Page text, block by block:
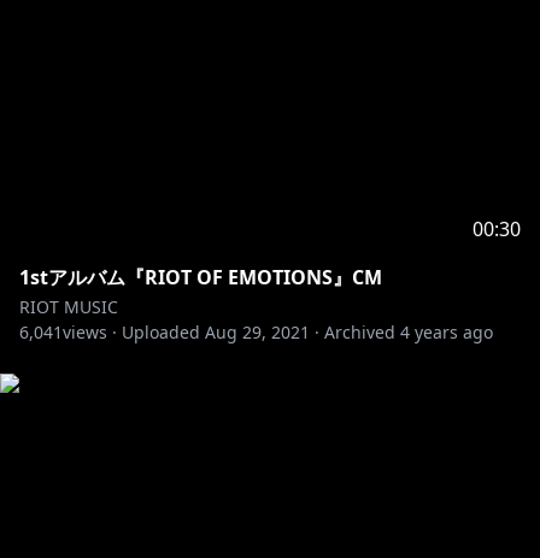
00:30
1stアルバム『RIOT OF EMOTIONS』CM
RIOT MUSIC
6,041views · Uploaded Aug 29, 2021 · Archived 4 years ago